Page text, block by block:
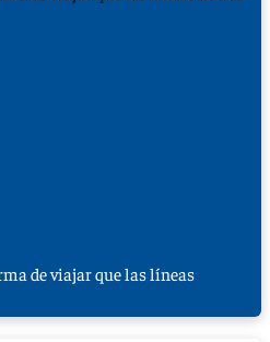
de viajar que las líneas